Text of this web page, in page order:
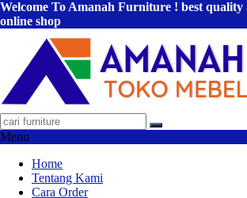
Welcome To Amanah Furniture ! best
online shop
Menu
Home
Tentang Kami
Cara Order